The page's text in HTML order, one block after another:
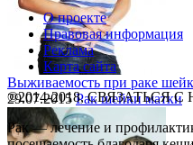
Выживаемость при раке
29.07.2015 Рак шейки матки
О проекте
Правовая информация
Реклама
Карта сайта
©2014-2018, СВЯЗАТЬСЯ С
Рак — лечение и